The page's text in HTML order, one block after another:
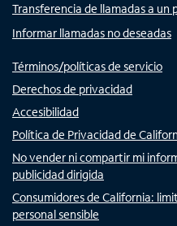
Transferencia de llamadas a un
Informar llamadas no deseadas
Términos/políticas de servicio
Derechos de privacidad
Accesibilidad
Política de Privacidad de
No vender ni compartir mi
publicidad dirigida
Consumidores de California:
personal sensible